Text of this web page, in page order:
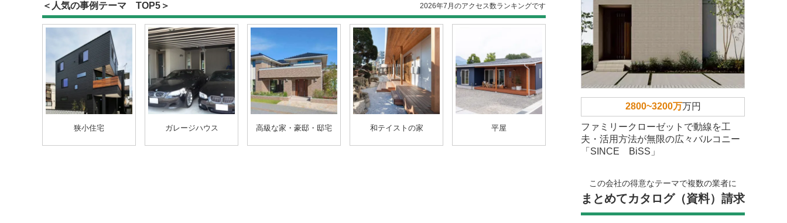
＜人気の事例テーマ TOP5＞ 2026年7月のアクセス数ランキングです
狭小住宅 ガレージハウス 高級な家・豪邸・邸宅 和テイストの家 平屋
2800~3200万万円
ファミリークローゼットで動線を工
夫・活用方法が無限の広々バルコニー
「SINCE BiSS」
この会社の得意なテーマで複数の業者に
まとめてカタログ（資料）請求